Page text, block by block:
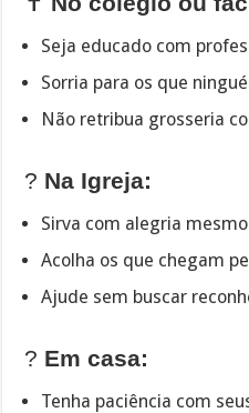
Seja educado com
Sorria para os que
Não retribua grosseria
? Na Igreja:
Sirva com alegria
Acolha os que chegam
Ajude sem buscar
? Em casa:
Tenha paciência com